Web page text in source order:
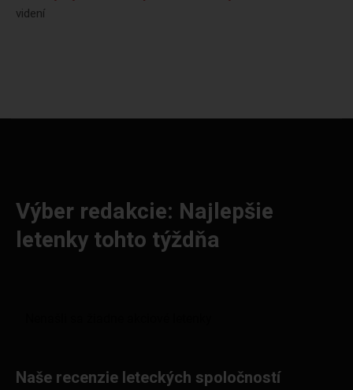
videní
Výber redakcie: Najlepšie
letenky tohto týždňa
Naše recenzie leteckých spoločností